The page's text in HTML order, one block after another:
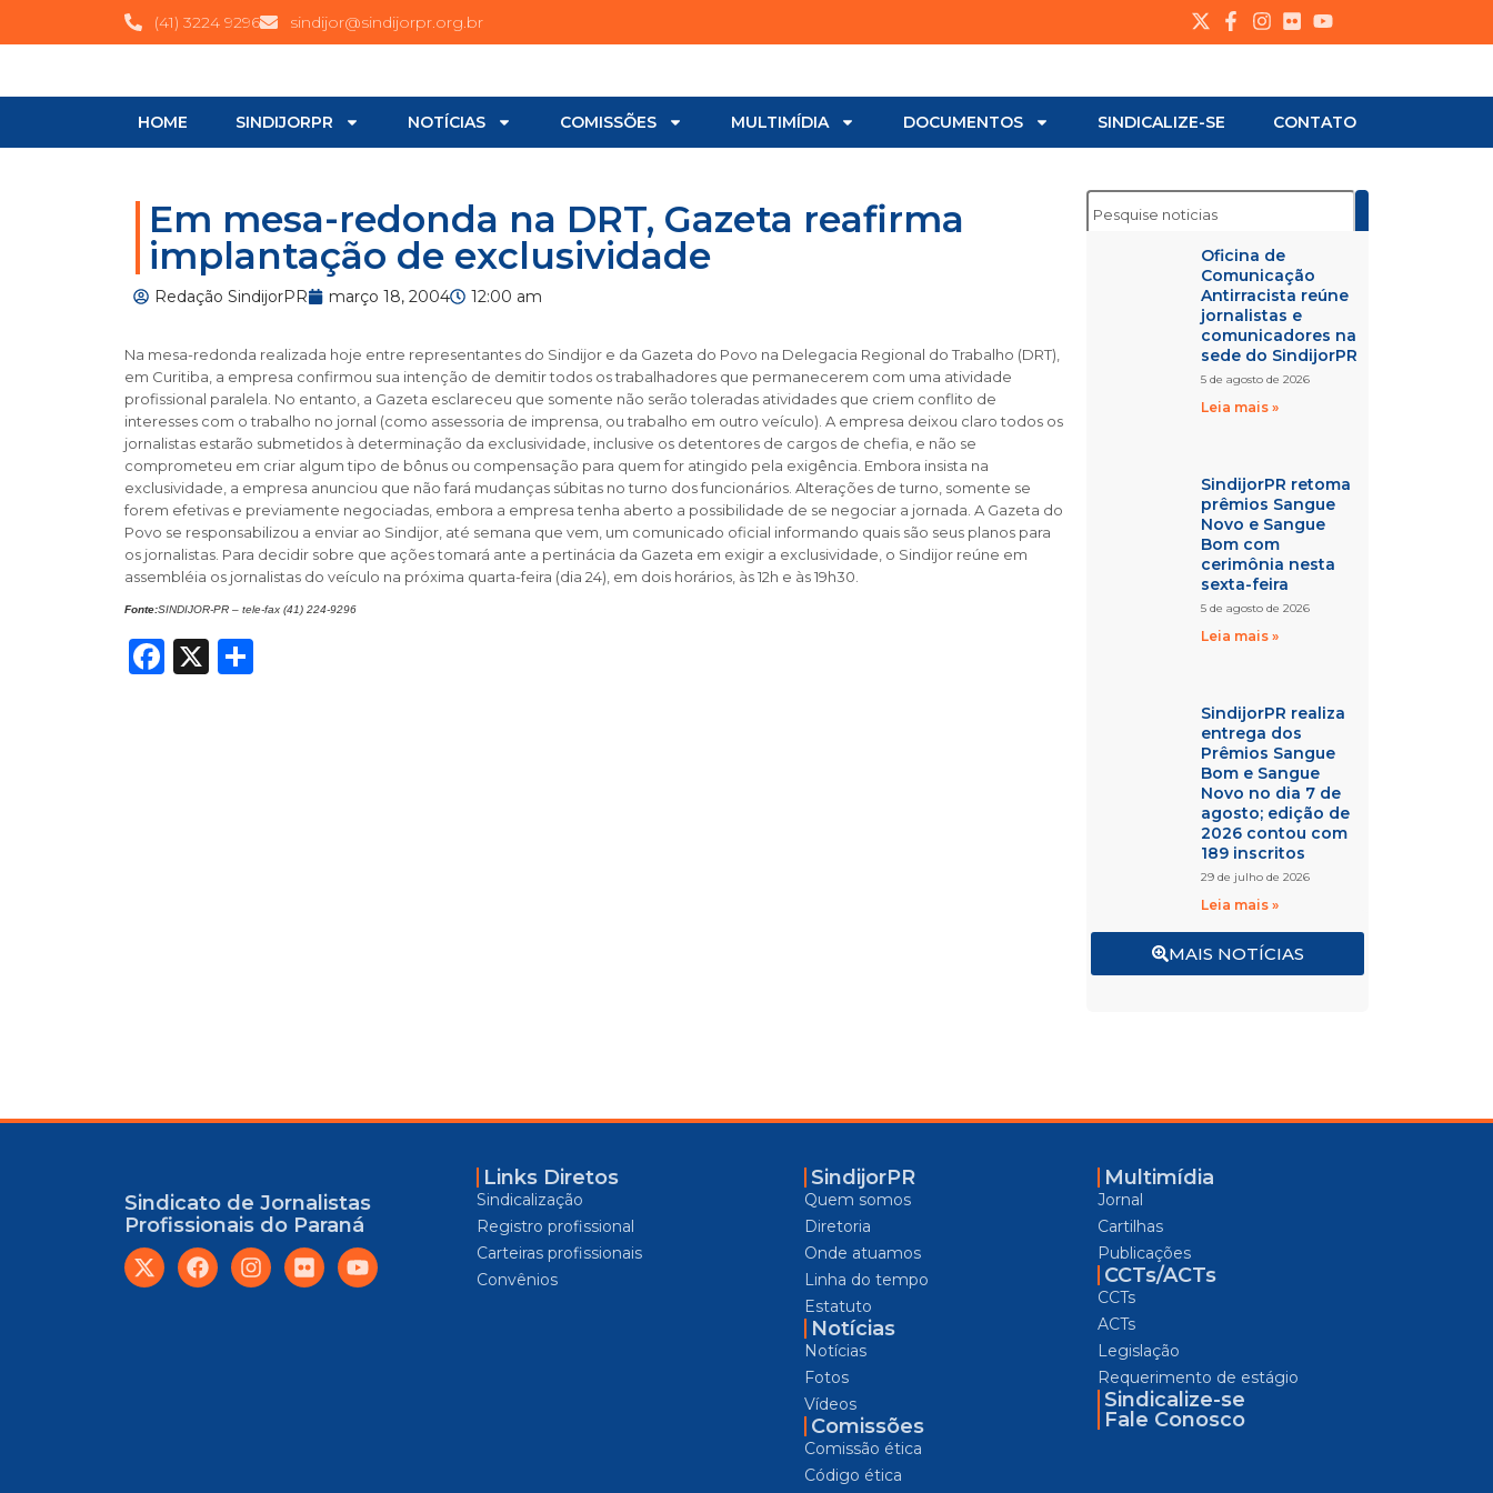
(41) 3224 9296 sindijor@sindijorpr.org.br
HOME SINDIJORPR NOTÍCIAS COMISSÕES MULTIMÍDIA DOCUMENTOS SINDICALIZE-SE CONTATO
Em mesa-redonda na DRT, Gazeta reafirma
implantação de exclusividade
Redação SindijorPR março 18, 2004 12:00 am
Na mesa-redonda realizada hoje entre representantes do Sindijor e da Gazeta do Povo na Delegacia Regional do Trabalho (DRT),
em Curitiba, a empresa confirmou sua intenção de demitir todos os trabalhadores que permanecerem com uma atividade
profissional paralela. No entanto, a Gazeta esclareceu que somente não serão toleradas atividades que criem conflito de
interesses com o trabalho no jornal (como assessoria de imprensa, ou trabalho em outro veículo). A empresa deixou claro todos os
jornalistas estarão submetidos à determinação da exclusividade, inclusive os detentores de cargos de chefia, e não se
comprometeu em criar algum tipo de bônus ou compensação para quem for atingido pela exigência. Embora insista na
exclusividade, a empresa anunciou que não fará mudanças súbitas no turno dos funcionários. Alterações de turno, somente se
forem efetivas e previamente negociadas, embora a empresa tenha aberto a possibilidade de se negociar a jornada. A Gazeta do
Povo se responsabilizou a enviar ao Sindijor, até semana que vem, um comunicado oficial informando quais são seus planos para
os jornalistas. Para decidir sobre que ações tomará ante a pertinácia da Gazeta em exigir a exclusividade, o Sindijor reúne em
assembléia os jornalistas do veículo na próxima quarta-feira (dia 24), em dois horários, às 12h e às 19h30.
Fonte:SINDIJOR-PR – tele-fax (41) 224-9296
Facebook
X
Oficina de
Comunicação
Antirracista reúne
jornalistas e
comunicadores na
sede do SindijorPR
5 de agosto de 2026
Leia mais »
SindijorPR retoma
prêmios Sangue
Novo e Sangue
Bom com
cerimônia nesta
sexta-feira
5 de agosto de 2026
Leia mais »
SindijorPR realiza
entrega dos
Prêmios Sangue
Bom e Sangue
Novo no dia 7 de
agosto; edição de
2026 contou com
189 inscritos
29 de julho de 2026
Leia mais »
MAIS NOTÍCIAS
Sindicato de Jornalistas
Profissionais do Paraná
Links Diretos
Sindicalização
Registro profissional
Carteiras profissionais
Convênios
SindijorPR
Quem somos
Diretoria
Onde atuamos
Linha do tempo
Estatuto
Notícias
Notícias
Fotos
Vídeos
Comissões
Comissão ética
Código ética
Multimídia
Jornal
Cartilhas
Publicações
CCTs/ACTs
CCTs
ACTs
Legislação
Requerimento de estágio
Sindicalize-se
Fale Conosco